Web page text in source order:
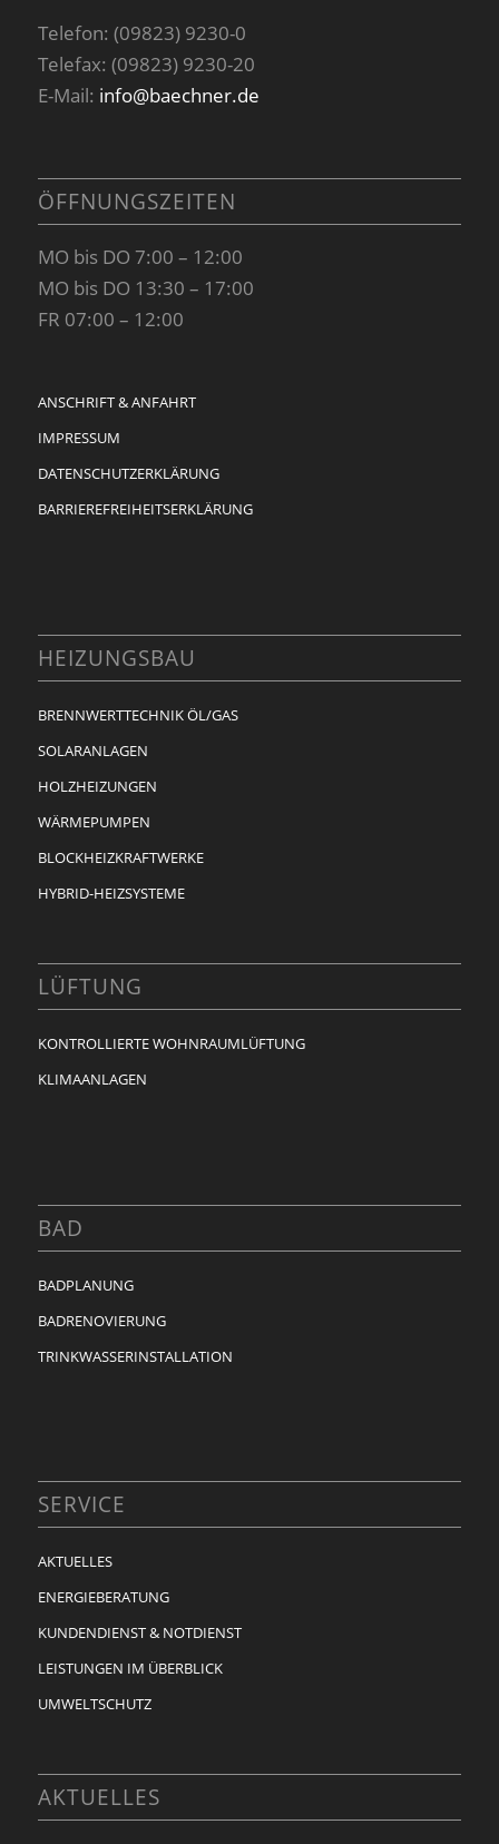
Telefon: (09823) 9230-0
Telefax: (09823) 9230-20
E-Mail: info@baechner.de
ÖFFNUNGSZEITEN
MO bis DO 7:00 – 12:00
MO bis DO 13:30 – 17:00
FR 07:00 – 12:00
ANSCHRIFT & ANFAHRT
IMPRESSUM
DATENSCHUTZERKLÄRUNG
BARRIEREFREIHEITSERKLÄRUNG
HEIZUNGSBAU
BRENNWERTTECHNIK ÖL/GAS
SOLARANLAGEN
HOLZHEIZUNGEN
WÄRMEPUMPEN
BLOCKHEIZKRAFTWERKE
HYBRID-HEIZSYSTEME
LÜFTUNG
KONTROLLIERTE WOHNRAUMLÜFTUNG
KLIMAANLAGEN
BAD
BADPLANUNG
BADRENOVIERUNG
TRINKWASSERINSTALLATION
SERVICE
AKTUELLES
ENERGIEBERATUNG
KUNDENDIENST & NOTDIENST
LEISTUNGEN IM ÜBERBLICK
UMWELTSCHUTZ
AKTUELLES